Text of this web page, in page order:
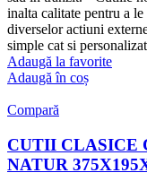
inalta calitate pentru a
diverselor actiuni
simple cat si
Adaugă la favorite
Adaugă în coș
Compară
CUTII CLASICE
NATUR